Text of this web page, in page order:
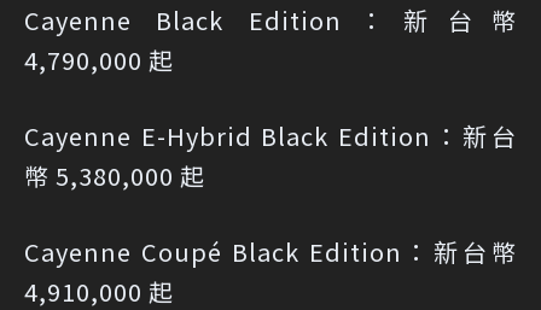
Cayenne Black Edition：新台幣
4,790,000 起
Cayenne E-Hybrid Black Edition：新台
幣 5,380,000 起
Cayenne Coupé Black Edition：新台幣
4,910,000 起